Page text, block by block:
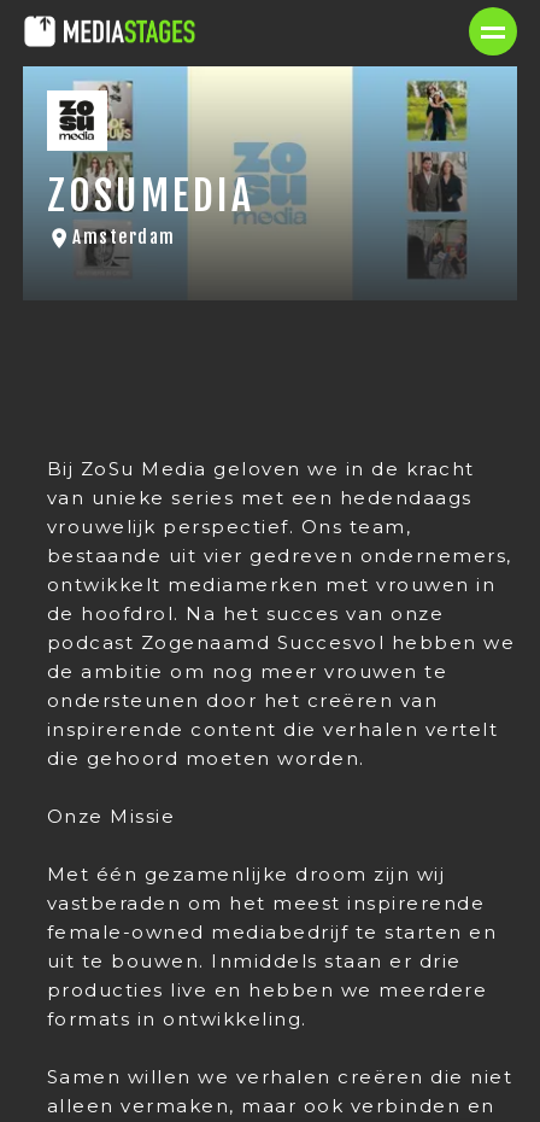
ZOSUMEDIA
Amsterdam
Bij ZoSu Media geloven we in de kracht
van unieke series met een hedendaags
vrouwelijk perspectief. Ons team,
bestaande uit vier gedreven ondernemers,
ontwikkelt mediamerken met vrouwen in
de hoofdrol. Na het succes van onze
podcast Zogenaamd Succesvol hebben we
de ambitie om nog meer vrouwen te
ondersteunen door het creëren van
inspirerende content die verhalen vertelt
die gehoord moeten worden.
Onze Missie
Met één gezamenlijke droom zijn wij
vastberaden om het meest inspirerende
female-owned mediabedrijf te starten en
uit te bouwen. Inmiddels staan er drie
producties live en hebben we meerdere
formats in ontwikkeling.
Samen willen we verhalen creëren die niet
alleen vermaken, maar ook verbinden en